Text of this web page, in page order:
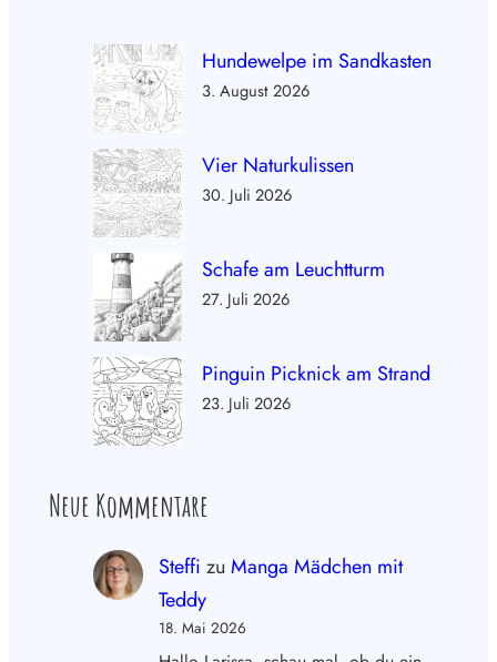
Hundewelpe im Sandkasten
3. August 2026
Vier Naturkulissen
30. Juli 2026
Schafe am Leuchtturm
27. Juli 2026
Pinguin Picknick am Strand
23. Juli 2026
Neue Kommentare
Steffi zu Manga Mädchen mit
Teddy
18. Mai 2026